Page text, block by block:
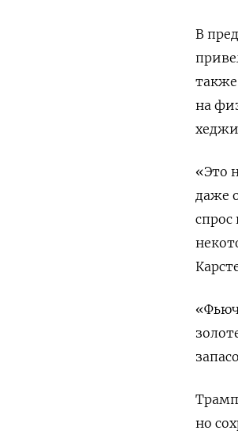
В
на
«Это
даже
спрос
но